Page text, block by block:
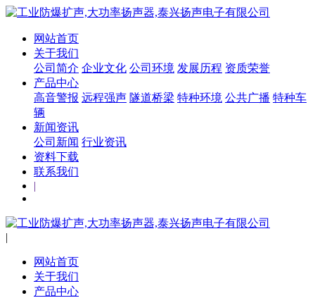
网站首页
关于我们
公司简介 企业文化 公司环境 发展历程 资质荣誉
产品中心
高音警报 远程强声 隧道桥梁 特种环境 公共广播 特种车
辆
新闻资讯
公司新闻 行业资讯
资料下载
联系我们
|
|
网站首页
关于我们
产品中心